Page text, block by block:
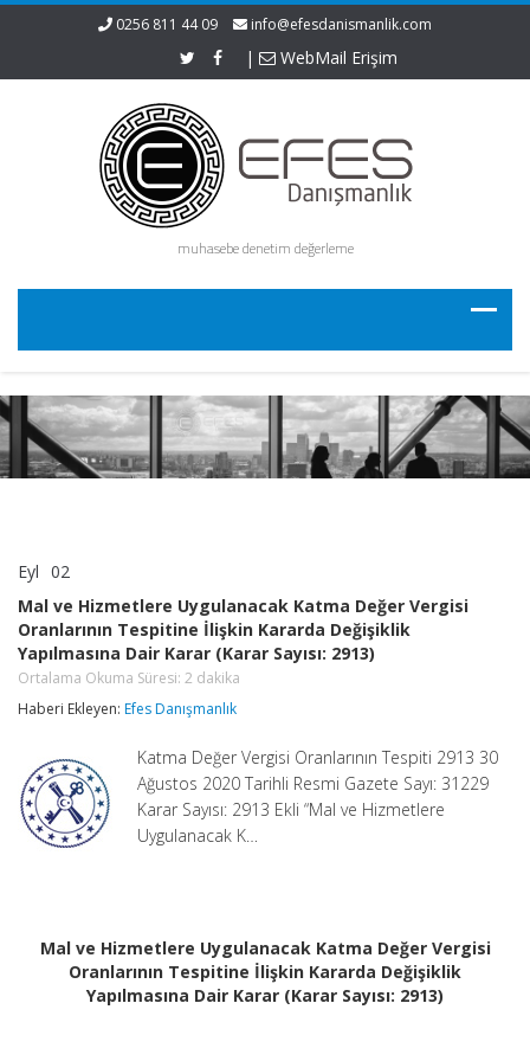
0256 811 44 09 info@efesdanismanlik.com
| WebMail Erişim
muhasebe denetim değerleme
Eyl 02
Hizmetlere
Uygulanacak
Katma
Değer
Oranlarının
Kararda
Değişiklik
Yapılmasına
Dair
Okuma
Süresi:
2
dakika
Mal ve Hizmetlere Uygulanacak Katma Değer Vergisi
Oranlarının Tespitine İlişkin Kararda Değişiklik
Yapılmasına Dair Karar (Karar Sayısı: 2913)
Ortalama Okuma Süresi: 2 dakika
Haberi Ekleyen: Efes Danışmanlık
Katma Değer Vergisi Oranlarının Tespiti 2913 30
Ağustos 2020 Tarihli Resmi Gazete Sayı: 31229
Karar Sayısı: 2913 Ekli “Mal ve Hizmetlere
Uygulanacak K…
Mal ve Hizmetlere Uygulanacak Katma Değer Vergisi
Oranlarının Tespitine İlişkin Kararda Değişiklik
Yapılmasına Dair Karar (Karar Sayısı: 2913)